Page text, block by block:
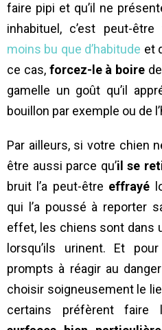
faire pipi et qu’il ne
inhabituel, c’est peut-
moins bu que d’habitude et
ce cas, forcez-le à boire
gamelle un goût qu’il
bouillon par exemple ou de
Par ailleurs, si votre chien
être aussi parce qu’il se
bruit l’a peut-être effrayé
qui l’a poussé à reporter
effet, les chiens sont dans
lorsqu’ils urinent. Et
prompts à réagir au
choisir soigneusement le
certains préfèrent